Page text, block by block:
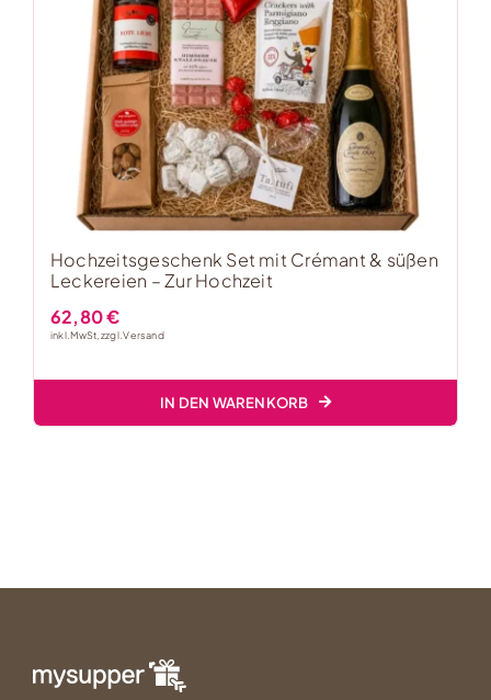
Hochzeitsgeschenk Set mit Crémant & süßen
Leckereien – Zur Hochzeit
62,80€
inkl. MwSt, zzgl.Versand
IN DEN WARENKORB